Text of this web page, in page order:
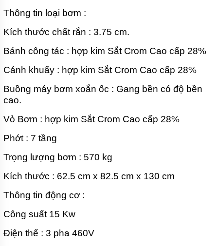
MASTRA
BƠM
CHÌM
THẢI
CHÌM
NƯỚC
THẢI
CHÌM
HÚT BÙN
CHÌM
BÙN
EBARA
BƠM
HÚT
BÙN
Thông tin loại bơm :
Kích thước chất rắn : 3.75 cm.
Bánh công tác : hợp kim Sắt Crom Cao cấp 28%
Cánh khuấy : hợp kim Sắt Crom Cao cấp 28%
Buồng máy bơm xoắn ốc : Gang bền có độ bền
cao.
Vỏ Bơm : hợp kim Sắt Crom Cao cấp 28%
Phớt : 7 tầng
Trọng lượng bơm : 570 kg
Kích thước : 62.5 cm x 82.5 cm x 130 cm
Thông tin động cơ :
Công suất 15 Kw
Điện thế : 3 pha 460V